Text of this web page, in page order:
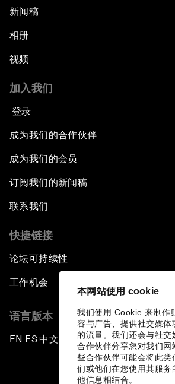
本网站使用 cookie
我们使用 Cookie 来制作
容与广告、提供社交媒体
的流量。我们还会与社交
合作伙伴分享您对我们网
些合作伙伴可能会将此类
们或他们在您使用其服务
他信息相结合。
新闻稿
相册
视频
加入我们
登录
成为我们的合作伙伴
成为我们的会员
订阅我们的新闻稿
联系我们
快捷链接
论坛可持续性
工作机会
语言版本
EN ▪ES▪中文▪ 日本語